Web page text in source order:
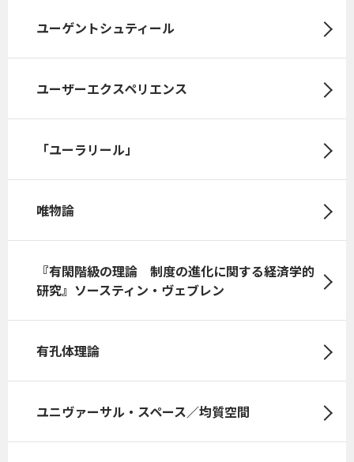
ユーゲントシュティール
ユーザーエクスペリエンス
「ユーラリール」
唯物論
『有閑階級の理論 制度の進化に関する経済学的
研究』ソースティン・ヴェブレン
有孔体理論
ユニヴァーサル・スペース／均質空間